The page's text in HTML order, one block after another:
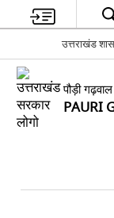
उत्तराखंड
पौड़ी गढ़वाल
PAURI